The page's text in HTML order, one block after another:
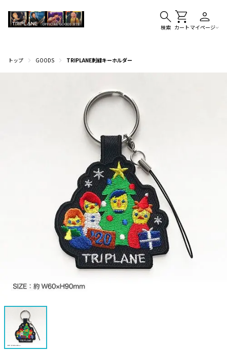
検索 カート マイページ
トップ GOODS TRIPLANE刺繍キーホルダー